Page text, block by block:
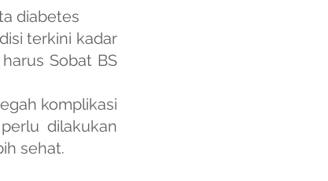
diabetes
terkini kadar
Sobat BS
komplikasi
dilakukan
sehat.